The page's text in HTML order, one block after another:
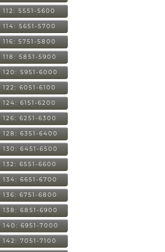
112: 5551-5600
114: 5651-5700
116: 5751-5800
118: 5851-5900
120: 5951-6000
122: 6051-6100
124: 6151-6200
126: 6251-6300
128: 6351-6400
130: 6451-6500
132: 6551-6600
134: 6651-6700
136: 6751-6800
138: 6851-6900
140: 6951-7000
142: 7051-7100